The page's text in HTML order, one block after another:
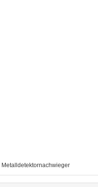
Metalldetektornachwieger